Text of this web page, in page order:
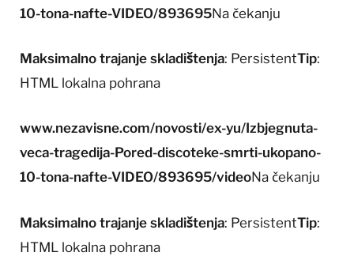
10-tona-nafte-VIDEO/893695Na čekanju
Maksimalno trajanje skladištenja: PersistentTip:
HTML lokalna pohrana
www.nezavisne.com/novosti/ex-yu/Izbjegnuta-
veca-tragedija-Pored-discoteke-smrti-ukopano-
10-tona-nafte-VIDEO/893695/videoNa čekanju
Maksimalno trajanje skladištenja: PersistentTip:
HTML lokalna pohrana